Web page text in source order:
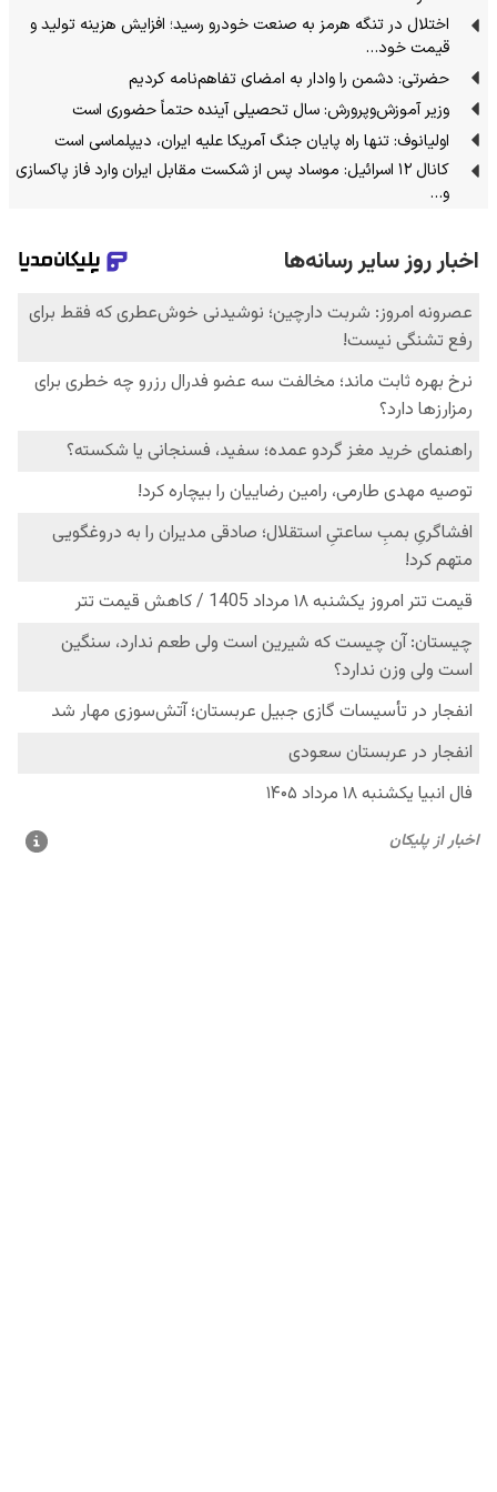
اختلال در تنگه هرمز به صنعت خودرو رسید؛ افزایش هزینه تولید و
قیمت خود…
حضرتی: دشمن را وادار به امضای تفاهم‌نامه کردیم
وزیر آموزش‌وپرورش: سال تحصیلی آینده حتماً حضوری است
اولیانوف: تنها راه پایان جنگ آمریکا علیه ایران، دیپلماسی است
کانال ۱۲ اسرائیل: موساد پس از شکست مقابل ایران وارد فاز پاکسازی
و…